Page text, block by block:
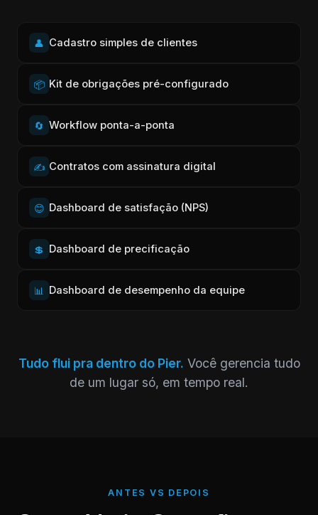
👤 Cadastro simples de clientes
📦 Kit de obrigações pré-configurado
🔄 Workflow ponta-a-ponta
✍️ Contratos com assinatura digital
😊 Dashboard de satisfação (NPS)
💲 Dashboard de precificação
📊 Dashboard de desempenho da equipe
Tudo flui pra dentro do Pier. Você gerencia tudo
de um lugar só, em tempo real.
ANTES VS DEPOIS